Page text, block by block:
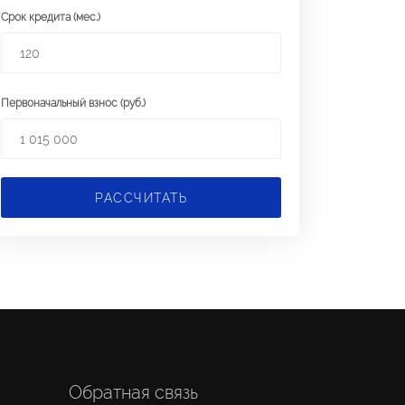
Срок кредита (мес.)
Первоначальный взнос (руб.)
РАССЧИТАТЬ
Обратная связь